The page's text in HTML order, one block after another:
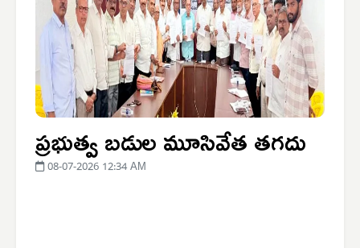
ప్రభుత్వ బడుల మూసివేత తగదు
08-07-2026 12:34 AM